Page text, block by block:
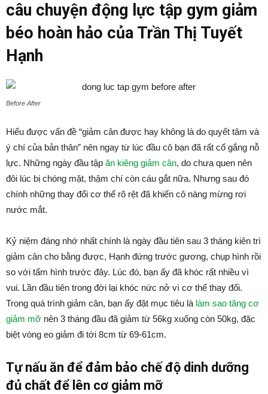
câu chuyện động lực tập gym giảm
béo hoàn hảo của Trần Thị Tuyết
Hạnh
Before After
Hiểu được vấn đề “giảm cân được hay không là do quyết tâm và
ý chí của bản thân” nên ngay từ lúc đầu cô bạn đã rất cố gắng nỗ
lực. Những ngày đầu tập ăn kiêng giảm cân, do chưa quen nên
đôi lúc bị chóng mặt, thậm chí còn cáu gắt nữa. Nhưng sau đó
chính những thay đổi cơ thể rõ rệt đã khiến cô nàng mừng rơi
nước mắt.
Kỷ niệm đáng nhớ nhất chính là ngày đầu tiên sau 3 tháng kiên trì
giảm cân cho bằng được, Hạnh đứng trước gương, chụp hình rồi
so với tấm hình trước đây. Lúc đó, bạn ấy đã khóc rất nhiều vì
vui. Lần đầu tiên trong đời lại khóc nức nở vì cơ thể thay đổi.
Trong quá trình giảm cân, bạn ấy đặt mục tiêu là làm sao tăng cơ
giảm mỡ nên 3 tháng đầu đã giảm từ 56kg xuống còn 50kg, đặc
biệt vòng eo giảm đi tới 8cm từ 69-61cm.
Tự nấu ăn để đảm bảo chế độ dinh dưỡng
đủ chất để lên cơ giảm mỡ